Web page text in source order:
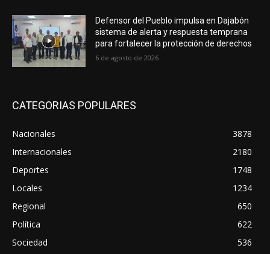
Defensor del Pueblo impulsa en Dajabón
sistema de alerta y respuesta temprana
para fortalecer la protección de derechos
6 de agosto de 2026
CATEGORIAS POPULARES
Nacionales
3878
Internacionales
2180
Deportes
1748
Locales
1234
Regional
650
Política
622
Sociedad
536